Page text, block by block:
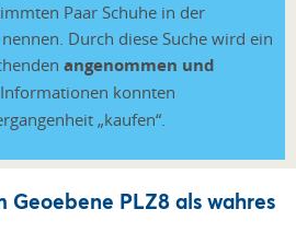
Paar Schuhe in der
Durch diese Suche wird ein
angenommen und
konnten
„kaufen“.
Geoebene PLZ8 als wahres